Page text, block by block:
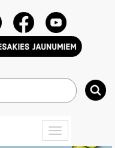
Toggle
navigation